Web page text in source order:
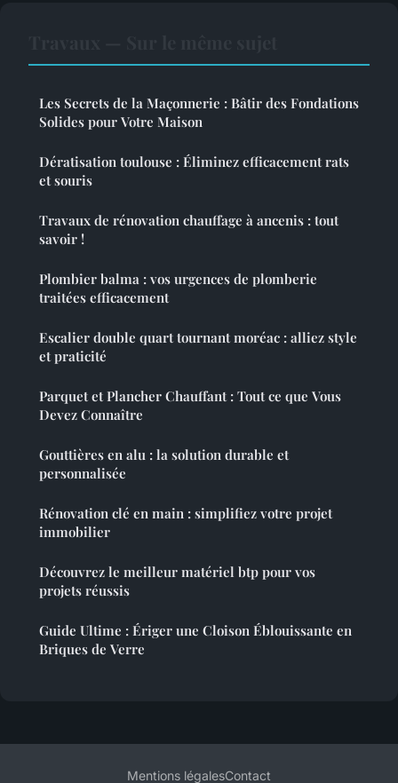
Les Secrets de la Maçonnerie : Bâtir des Fondations
Solides pour Votre Maison
Dératisation toulouse : Éliminez efficacement rats
et souris
Travaux de rénovation chauffage à ancenis : tout
savoir !
Plombier balma : vos urgences de plomberie
traitées efficacement
Escalier double quart tournant moréac : alliez style
et praticité
Parquet et Plancher Chauffant : Tout ce que Vous
Devez Connaître
Gouttières en alu : la solution durable et
personnalisée
Rénovation clé en main : simplifiez votre projet
immobilier
Découvrez le meilleur matériel btp pour vos
projets réussis
Guide Ultime : Ériger une Cloison Éblouissante en
Briques de Verre
Mentions légalesContact